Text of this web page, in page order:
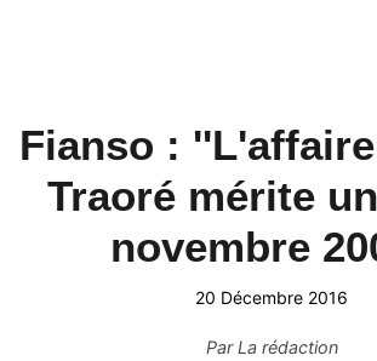
Fianso :
Traoré mérite
novembre
20 Décembre 2016
ParLa rédaction